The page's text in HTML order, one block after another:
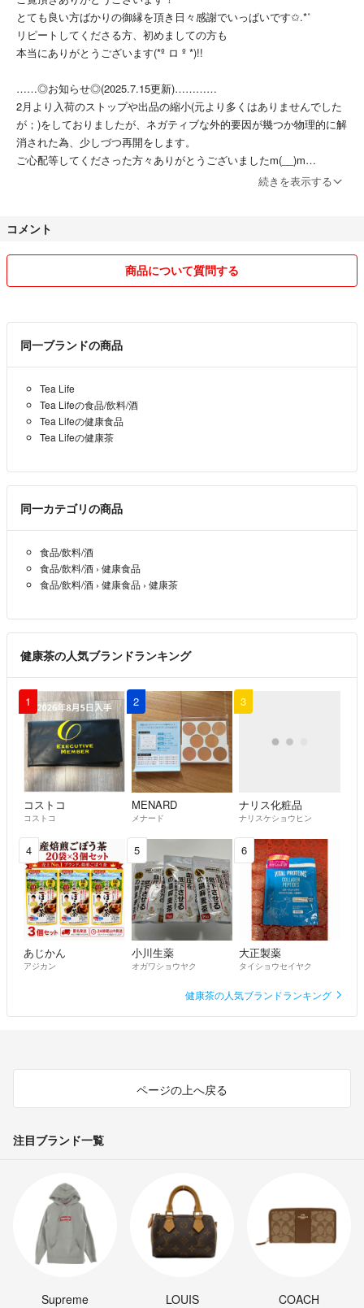
ご興味ございましたらご覧ください。
専用タグからも飛べます。
#やまだショップ
#やまだショップ_美容_健康
とても良い方ばかりの御縁を頂き日々感謝でいっぱいです✩.*˚
リピートしてくださる方、初めましての方も
本当にありがとうございます(*º ロ º *)!!
……◎お知らせ◎(2025.7.15更新)…………
2月より入荷のストップや出品の縮小(元より多くはありませんでした
が；)をしておりましたが、ネガティブな外的要因が幾つか物理的に解
消された為、少しづつ再開をします。
ご心配等してくださった方々ありがとうございましたm(__)m
品していきます。
今後とも宜しくお願い致しますm(__)m
トやアート等)を出品していけたらと思っております。
ど素人の拙いイラストなのでお見苦しいかと思いますが、もしお好きな
●お願い等●
精神的な事情で、商品情報を読んでないと思われるコメントの仕方や内
容(特に単品または1セットのみのお値下げ交渉)はトラブル防止のた
(__)m
※まとめ買いによる送料差額分のお値下げ交渉は可能です。
………………………
★当ショップはラクマのルールに合わせております。
※配送業者事情による遅延等は私の方ではわかりません…。
※基本簡易包装、資材はリサイクルしております。ご了承ください。
しております。
また、美容面も気になり、自分に合ったものを探しております(´；ω；
｀){切実。
★趣味はお絵描き(暫く描いてませんが…)とショッピング、スピリチュ
アル系です(*´꒳`*)♡あと読書？(積読多し…)
★長々とお読み頂きありがとうございました！
ご縁がございましたら、その時はどうぞ宜しくお願い致します(^^)m(_
_)m
続きを表示する
コメント
商品について質問する
同一ブランドの商品
Tea Life
Tea Lifeの食品/飲料/酒
Tea Lifeの健康食品
Tea Lifeの健康茶
同一カテゴリの商品
食品/飲料/酒
食品/飲料/酒 › 健康食品
食品/飲料/酒 › 健康食品 › 健康茶
健康茶の人気ブランドランキング
1
コストコ
コストコ
2
MENARD
メナード
3
ナリス化粧品
ナリスケショウヒン
4
あじかん
アジカン
5
小川生薬
オガワショウヤク
6
大正製薬
タイショウセイヤク
健康茶の人気ブランドランキング
ページの上へ戻る
注目ブランド一覧
Supreme
LOUIS
COACH